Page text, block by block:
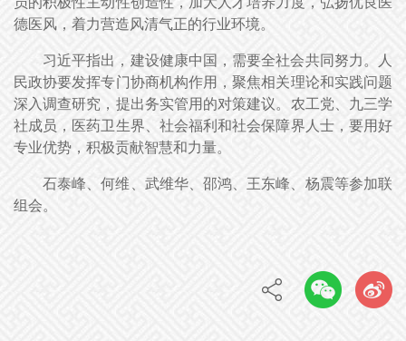
德医风，着力营造风清气正的行业环境。
习近平指出，建设健康中国，需要全社会共同努力。人
民政协要发挥专门协商机构作用，聚焦相关理论和实践问题
深入调查研究，提出务实管用的对策建议。农工党、九三学
社成员，医药卫生界、社会福利和社会保障界人士，要用好
专业优势，积极贡献智慧和力量。
石泰峰、何维、武维华、邵鸿、王东峰、杨震等参加联
组会。